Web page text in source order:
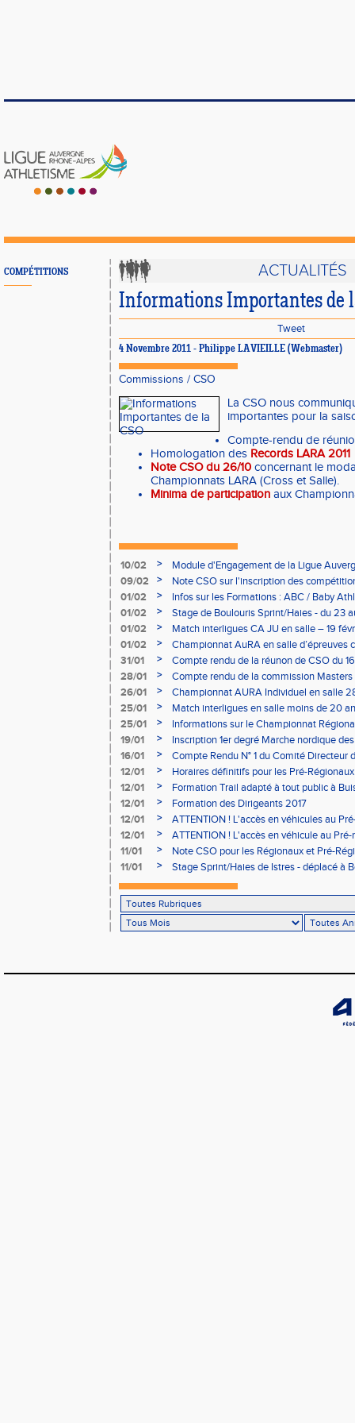
COMPÉTITIONS ACTUALITÉS
Informations Importantes de
Tweet
4 Novembre 2011 - Philippe LAVIEILLE (Webmaster)
Commissions / CSO
La CSO nous
importantes pour la
Compte-rendu de
Homologation des Records LARA 2011
Note CSO du 26/10 concernant le
Championnats LARA (Cross et Salle).
Minima de participation aux
10/02 >
Module d'Engagement de la Ligue
09/02
>
Note CSO sur l'inscription des
01/02
>
Infos sur les Formations : ABC / Baby
01/02
>
Stage de Boulouris Sprint/Haies - du 23
01/02
>
Match interligues CA JU en salle – 19
01/02
>
Championnat AuRA en salle d’épreuves
- le 12 février
31/01 >
Compte rendu de la réunon de CSO du
28/01
>
Compte rendu de la commission
à Bourgoin
26/01 >
Championnat AURA Individuel en salle
25/01
>
Match interligues en salle moins de 20
25/01
>
Informations sur le Championnat
05/02
19/01 >
Inscription 1er degré Marche nordique
03/02 (sous condition)
16/01 >
Compte Rendu N° 1 du Comité Directeur
12/01
>
Horaires définitifs pour les Pré-
Aubière
12/01 >
Formation Trail adapté à tout public à
12/01
>
Formation des Dirigeants 2017
12/01
>
ATTENTION ! L'accès en véhicules au
Bains sera réglementé
12/01 >
ATTENTION ! L'accès en véhicule au
Bains sera réglementé
11/01 >
Note CSO pour les Régionaux et Pré-
11/01
> Stage Sprint/Haies de Istres - déplacé à